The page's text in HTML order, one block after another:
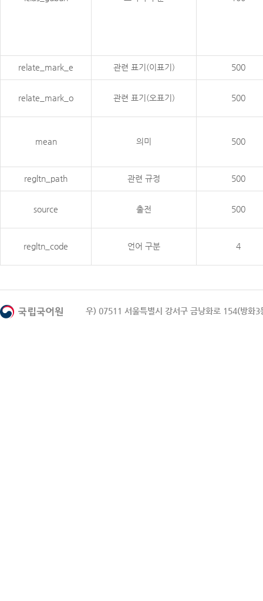
relate_mark_e 관련 표기(이표기) 500
relate_mark_o 관련 표기(오표기) 500
mean 의미 500
regltn_path 관련 규정 500
source 출전 500
regltn_code 언어 구분 4
우) 07511 서울특별시 강서구 금낭화로 154(방화3